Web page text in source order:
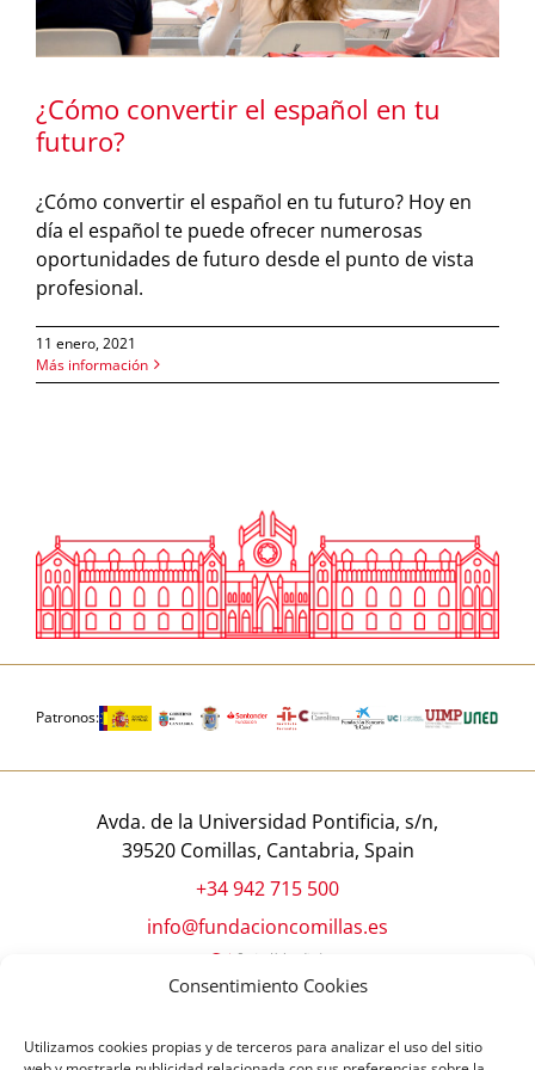
Consentimiento Cookies
Utilizamos cookies propias y de terceros para analizar el uso del sitio
¿Cómo convertir el español en tu
futuro?
¿Cómo convertir el español en tu futuro? Hoy en
día el español te puede ofrecer numerosas
oportunidades de futuro desde el punto de vista
profesional.
11 enero, 2021
Más información
Patronos:
Avda. de la Universidad Pontificia, s/n,
39520 Comillas, Cantabria, Spain
+34 942 715 500
info@fundacioncomillas.es